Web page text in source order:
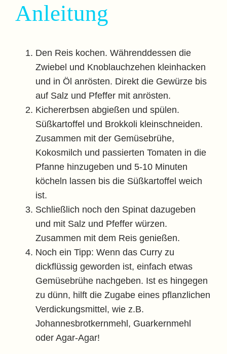
Anleitung
Den Reis kochen. Währenddessen die
Zwiebel und Knoblauchzehen kleinhacken
und in Öl anrösten. Direkt die Gewürze bis
auf Salz und Pfeffer mit anrösten.
Kichererbsen abgießen und spülen.
Süßkartoffel und Brokkoli kleinschneiden.
Zusammen mit der Gemüsebrühe,
Kokosmilch und passierten Tomaten in die
Pfanne hinzugeben und 5-10 Minuten
köcheln lassen bis die Süßkartoffel weich
ist.
Schließlich noch den Spinat dazugeben
und mit Salz und Pfeffer würzen.
Zusammen mit dem Reis genießen.
Noch ein Tipp: Wenn das Curry zu
dickflüssig geworden ist, einfach etwas
Gemüsebrühe nachgeben. Ist es hingegen
zu dünn, hilft die Zugabe eines pflanzlichen
Verdickungsmittel, wie z.B.
Johannesbrotkernmehl, Guarkernmehl
oder Agar-Agar!